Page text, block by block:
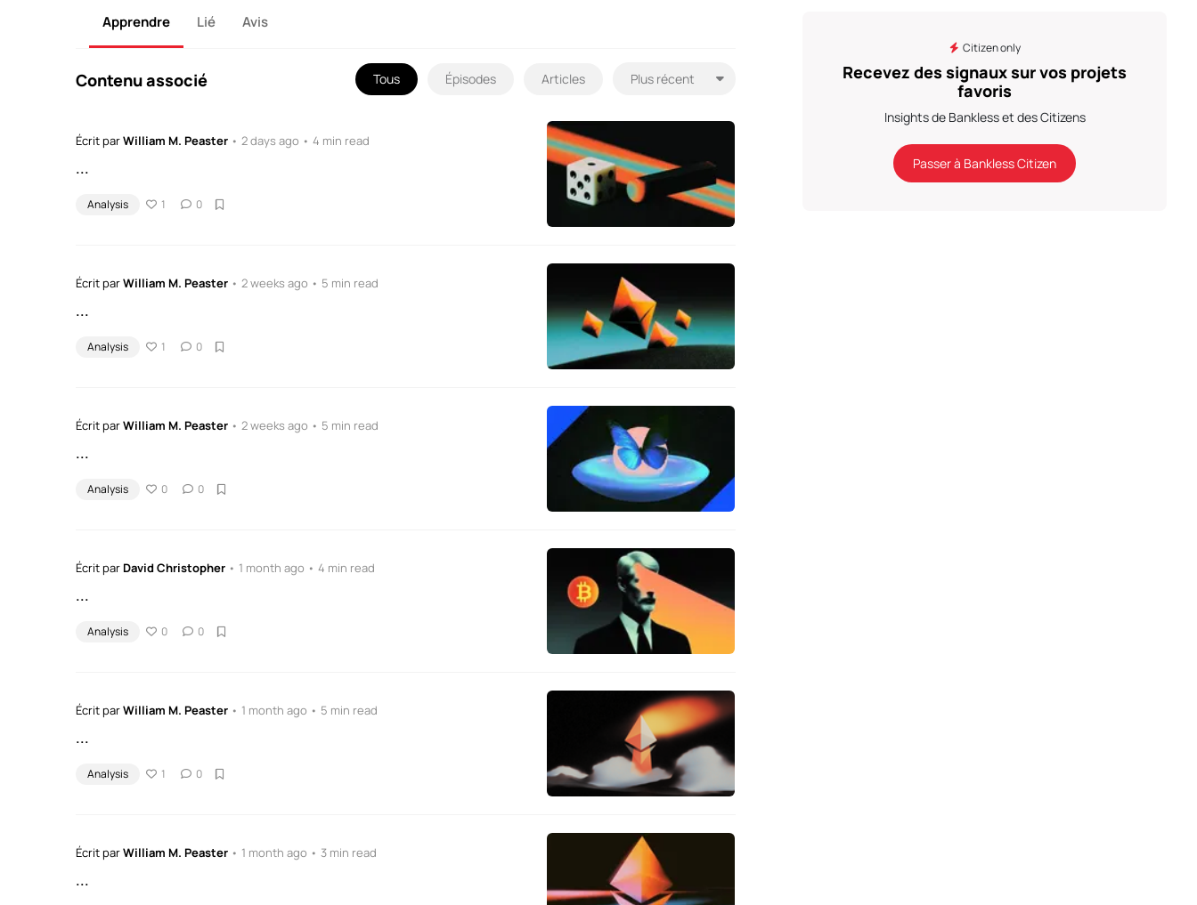
Apprendre Lié Avis
Contenu associé Tous Épisodes Articles
Écrit parWilliam M. Peaster • 2 days ago • 4 min read
...
Analysis 1 0
Écrit parWilliam M. Peaster • 2 weeks ago • 5 min read
...
Analysis 1 0
Écrit parWilliam M. Peaster • 2 weeks ago • 5 min read
...
Analysis 0 0
Écrit parDavid Christopher • 1 month ago • 4 min read
...
Analysis 0 0
Écrit parWilliam M. Peaster • 1 month ago • 5 min read
...
Analysis 1 0
Écrit parWilliam M. Peaster • 1 month ago • 3 min read
...
Citizen only
Recevez des signaux sur vos projets
favoris
Insights de Bankless et des Citizens
Passer à Bankless Citizen